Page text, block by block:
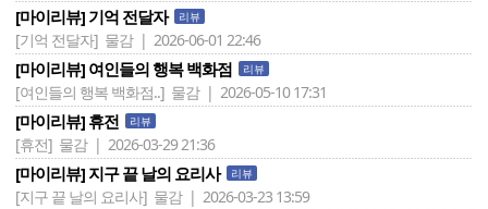
[마이리뷰] 기억 전달자 리뷰
[기억 전달자] 물감 | 2026-06-01 22:46
[마이리뷰] 여인들의 행복 백화점 리뷰
[여인들의 행복 백화점..] 물감 | 2026-05-10 17:31
[마이리뷰] 휴전 리뷰
[휴전] 물감 | 2026-03-29 21:36
[마이리뷰] 지구 끝 날의 요리사 리뷰
[지구 끝 날의 요리사] 물감 | 2026-03-23 13:59